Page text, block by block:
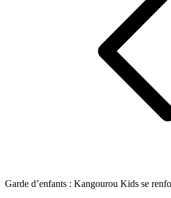
Garde d’enfants : Kangourou Kids se